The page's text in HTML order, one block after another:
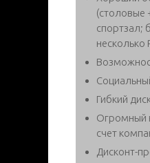
(столовые
спортзал;
несколько
Гибкий
Огромный
счет
Дисконт-